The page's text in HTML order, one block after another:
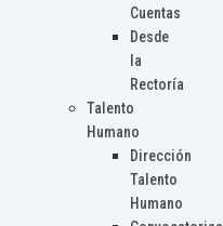
Cuentas
Desde
la
Rectoría
Talento
Humano
Dirección
Talento
Humano